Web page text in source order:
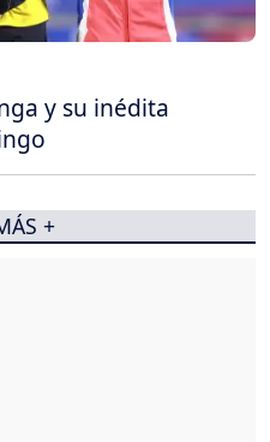
y su inédita
+